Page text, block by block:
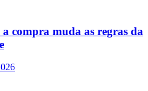
compra muda as regras da